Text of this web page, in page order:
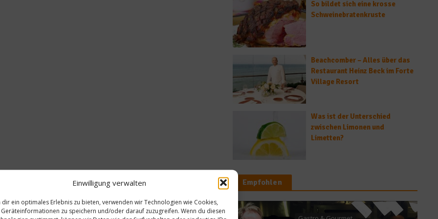
Einwilligung verwalten
dir ein optimales Erlebnis zu bieten, verwenden wir Technologien wie Cookies,
Geräteinformationen zu speichern und/oder darauf zuzugreifen. Wenn du diesen
So bildet sich eine krosse
Schweinebratenkruste
Beachcomber – Alles über das
Restaurant Heinz Beck im Forte
Village Resort
Was ist der Unterschied
zwischen Limonen und
Limetten?
Empfohlen
Ratgeber